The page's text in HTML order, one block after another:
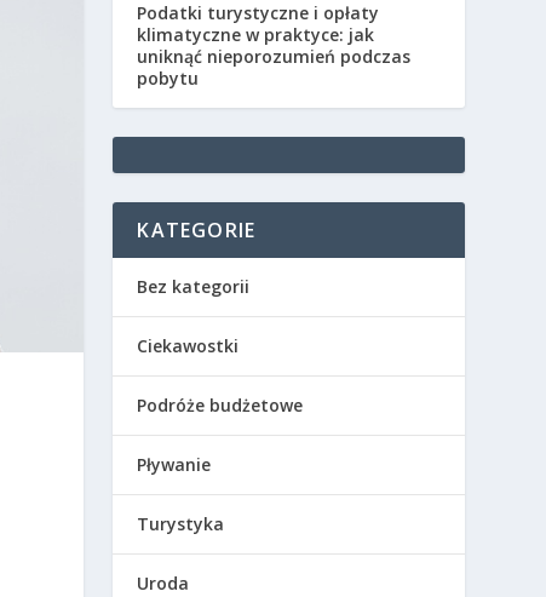
Podatki turystyczne i opłaty
klimatyczne w praktyce: jak
uniknąć nieporozumień podczas
pobytu
KATEGORIE
Bez kategorii
Ciekawostki
Podróże budżetowe
Pływanie
Turystyka
Uroda